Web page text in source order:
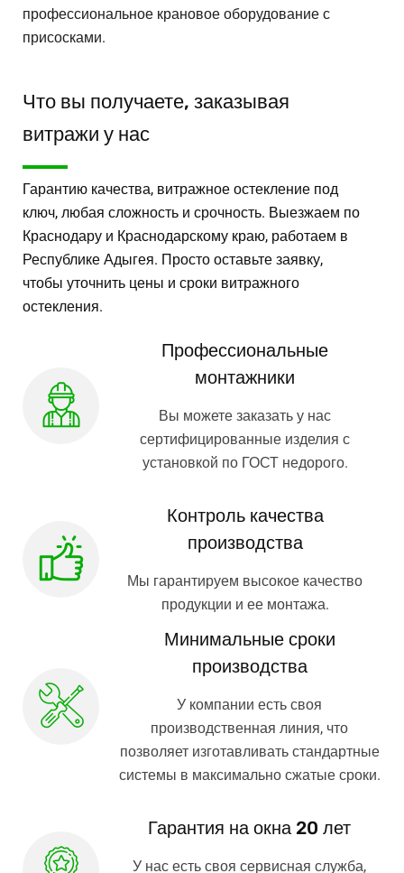
профессиональное крановое оборудование с
присосками.
Что вы получаете, заказывая
витражи у нас
Гарантию качества, витражное остекление под
ключ, любая сложность и срочность. Выезжаем по
Краснодару и Краснодарскому краю, работаем в
Республике Адыгея. Просто оставьте заявку,
чтобы уточнить цены и сроки витражного
остекления.
Профессиональные
монтажники
Вы можете заказать у нас
сертифицированные изделия с
установкой по ГОСТ недорого.
Контроль качества
производства
Мы гарантируем высокое качество
продукции и ее монтажа.
Минимальные сроки
производства
У компании есть своя
производственная линия, что
позволяет изготавливать стандартные
системы в максимально сжатые сроки.
Гарантия на окна 20 лет
У нас есть своя сервисная служба,